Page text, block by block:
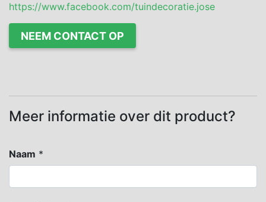
https://www.facebook.com/tuindecoratie.jose
NEEM CONTACT OP
Meer informatie over dit product?
Naam *